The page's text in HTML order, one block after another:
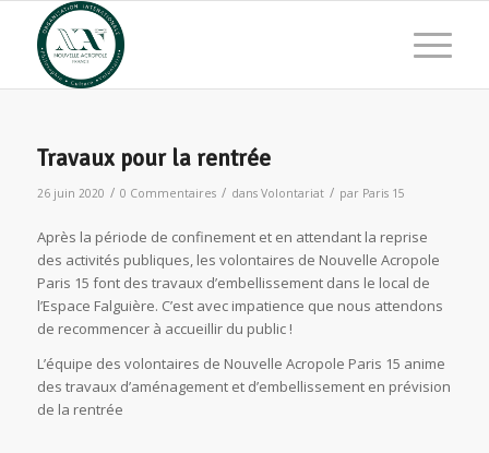
Travaux pour la rentrée
26 juin 2020 / 0 Commentaires / dans Volontariat / par Paris 15
Après la période de confinement et en attendant la reprise
des activités publiques, les volontaires de Nouvelle Acropole
Paris 15 font des travaux d’embellissement dans le local de
l’Espace Falguière. C’est avec impatience que nous attendons
de recommencer à accueillir du public !
L’équipe des volontaires de Nouvelle Acropole Paris 15 anime
des travaux d’aménagement et d’embellissement en prévision
de la rentrée